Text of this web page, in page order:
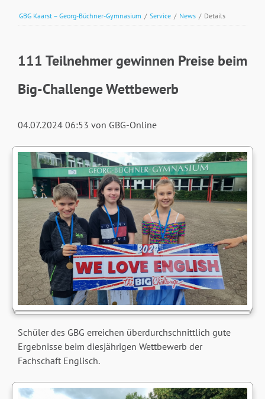
GBG Kaarst – Georg-Büchner-Gymnasium / Service / News / Details
111 Teilnehmer gewinnen Preise beim
Big-Challenge Wettbewerb
04.07.2024 06:53 von GBG-Online
Schüler des GBG erreichen überdurchschnittlich gute
Ergebnisse beim diesjährigen Wettbewerb der
Fachschaft Englisch.